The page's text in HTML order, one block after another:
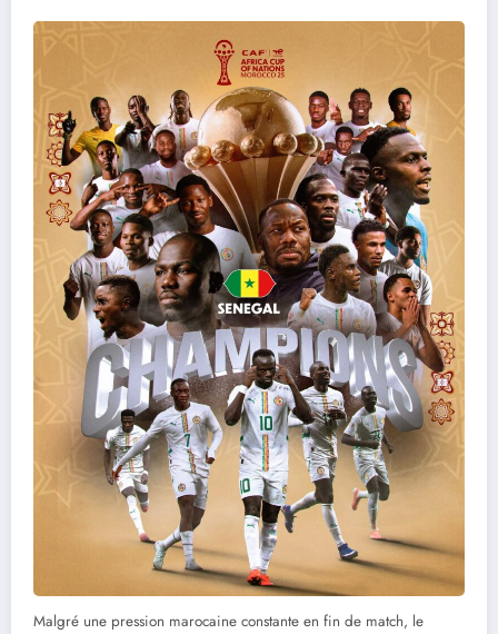
Malgré une pression marocaine constante en fin de match, le